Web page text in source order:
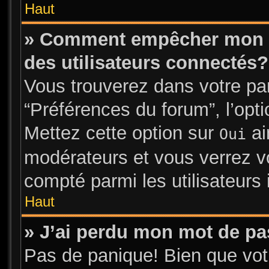
Haut
» Comment empêcher
des utilisateurs connectés?
Vous trouverez dans votre
“Préférences du forum”,
Mettez cette option sur Oui
modérateurs et vous verrez
compté parmi les utilisateurs
Haut
» J’ai perdu mon mot de
Pas de panique! Bien que